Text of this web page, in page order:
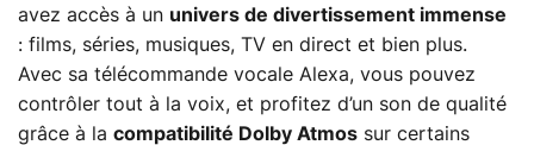
avez accès à un univers de divertissement immense
: films, séries, musiques, TV en direct et bien plus.
Avec sa télécommande vocale Alexa, vous pouvez
contrôler tout à la voix, et profitez d’un son de qualité
grâce à la compatibilité Dolby Atmos sur certains